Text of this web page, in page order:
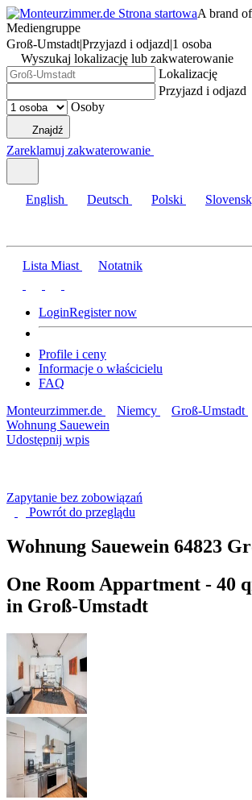
A brand of
Mediengruppe
Groß-Umstadt|Przyjazd i odjazd|1 osoba
Wyszukaj lokalizację lub zakwaterowanie
Lokalizację
Przyjazd i odjazd
Osoby
Znajdź
Zareklamuj zakwaterowanie
English Deutsch Polski
Lista Miast Notatnik
LoginRegister now
Profile i ceny
Informacje o właścicielu
FAQ
Monteurzimmer.de
Niemcy Groß-Umstadt
Wohnung Sauewein
Udostępnij wpis
Zapytanie bez zobowiązań
Powrót do przeglądu
Wohnung Sauewein 64823
One Room Appartment - 40
in Groß-Umstadt